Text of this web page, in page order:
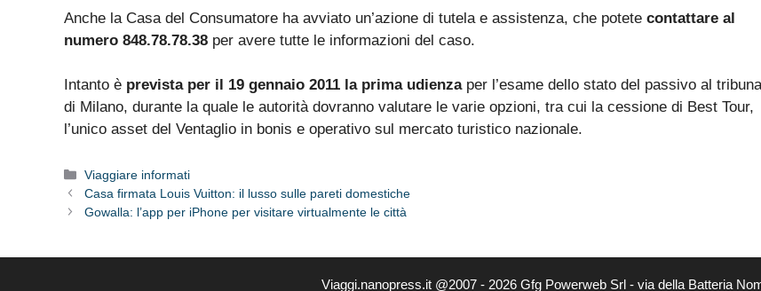
Anche la Casa del Consumatore ha avviato un’azione di tutela e assistenza, che potete contattare al
numero 848.78.78.38 per avere tutte le informazioni del caso.
Intanto è prevista per il 19 gennaio 2011 la prima udienzaper l’esame dello stato del passivo al
di Milano, durante la quale le autorità dovranno valutare le varie opzioni, tra cui la cessione di Best Tour,
l’unico asset del Ventaglio in bonis e operativo sul mercato turistico nazionale.
Categorie
Viaggiare informati
Casa firmata Louis Vuitton: il lusso sulle pareti domestiche
Gowalla: l’app per iPhone per visitare virtualmente le città
Viaggi.nanopress.it @2007 - 2026 Gfg Powerweb Srl - via della Batteria